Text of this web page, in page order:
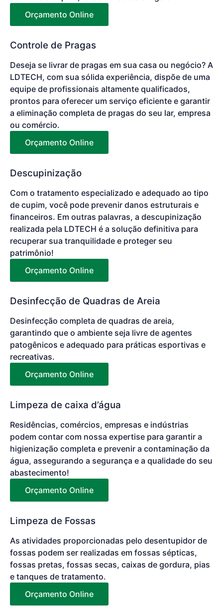
Orçamento Online
Controle de Pragas
Deseja se livrar de pragas em sua casa ou negócio? A
LDTECH, com sua sólida experiência, dispõe de uma
equipe de profissionais altamente qualificados,
prontos para oferecer um serviço eficiente e garantir
a eliminação completa de pragas do seu lar, empresa
ou comércio.
Orçamento Online
Descupinização
Com o tratamento especializado e adequado ao tipo
de cupim, você pode prevenir danos estruturais e
financeiros. Em outras palavras, a descupinização
realizada pela LDTECH é a solução definitiva para
recuperar sua tranquilidade e proteger seu
patrimônio!
Orçamento Online
Desinfecção de Quadras de Areia
Desinfecção completa de quadras de areia,
garantindo que o ambiente seja livre de agentes
patogênicos e adequado para práticas esportivas e
recreativas.
Orçamento Online
Limpeza de caixa d’água
Residências, comércios, empresas e indústrias
podem contar com nossa expertise para garantir a
higienização completa e prevenir a contaminação da
água, assegurando a segurança e a qualidade do seu
abastecimento!
Orçamento Online
Limpeza de Fossas
As atividades proporcionadas pelo desentupidor de
fossas podem ser realizadas em fossas sépticas,
fossas pretas, fossas secas, caixas de gordura, pias
e tanques de tratamento.
Orçamento Online